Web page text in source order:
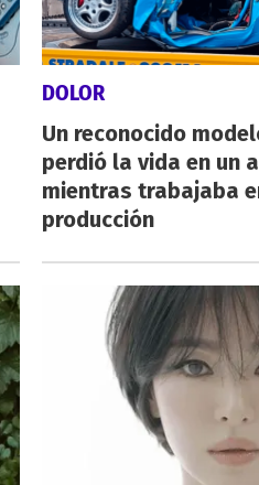
DOLOR
Un reconocido
perdió la vida en un
mientras trabajaba
producción